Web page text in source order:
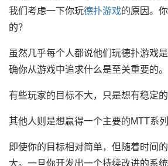
我们考虑一下你玩德扑游戏的原因。
的？
虽然几乎每个人都说他们玩德扑游戏
确你从游戏中追求什么是至关重要的。
有些玩家的目标不大，只是想有稳定的
其他人则是想赢得一个主要的MTT系列
即使你的目标相对简单，但随着时间
大。一旦你开发出一个持续改进的系